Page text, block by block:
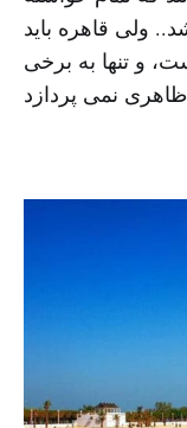
ولی قاهره باید
و تنها به برخی